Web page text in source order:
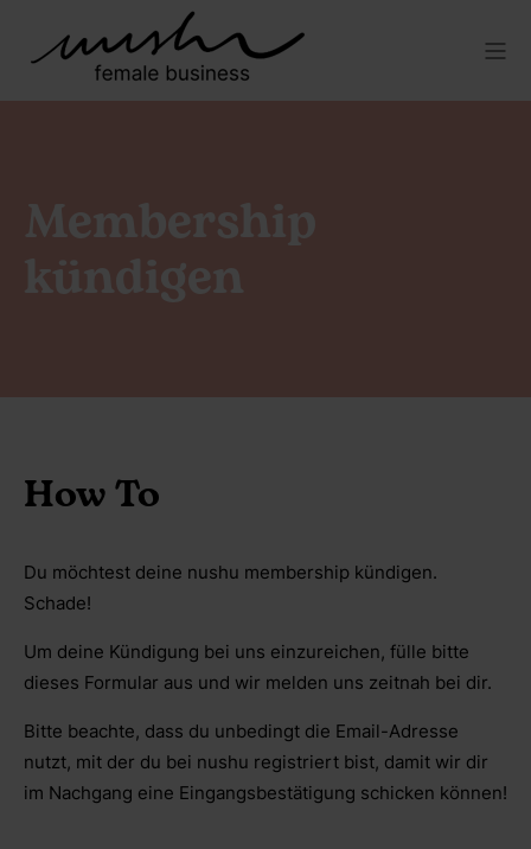
Membership
kündigen
How To
Du möchtest deine nushu membership kündigen.
Schade!
Um deine Kündigung bei uns einzureichen, fülle bitte
dieses Formular aus und wir melden uns zeitnah bei dir.
Bitte beachte, dass du unbedingt die Email-Adresse
nutzt, mit der du bei nushu registriert bist, damit wir dir
im Nachgang eine Eingangsbestätigung schicken können!